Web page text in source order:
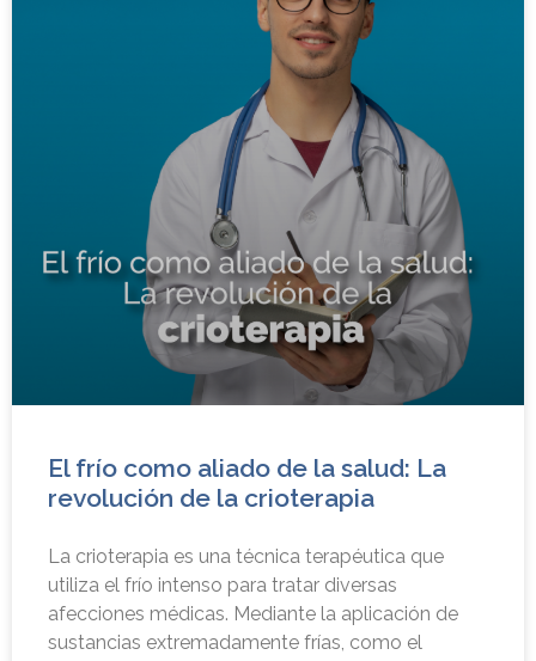
El frío como aliado de la salud: La
revolución de la crioterapia
La crioterapia es una técnica terapéutica que
utiliza el frío intenso para tratar diversas
afecciones médicas. Mediante la aplicación de
sustancias extremadamente frías, como el